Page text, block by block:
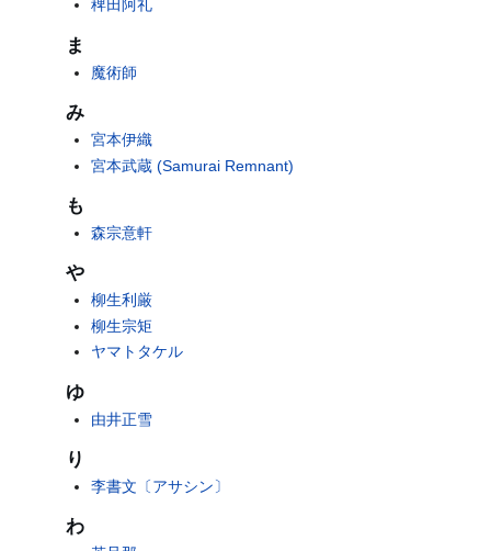
稗田阿礼
ま
魔術師
み
宮本伊織
宮本武蔵 (Samurai Remnant)
も
森宗意軒
や
柳生利厳
柳生宗矩
ヤマトタケル
ゆ
由井正雪
り
李書文〔アサシン〕
わ